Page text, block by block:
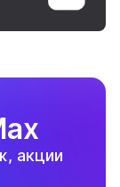
акции